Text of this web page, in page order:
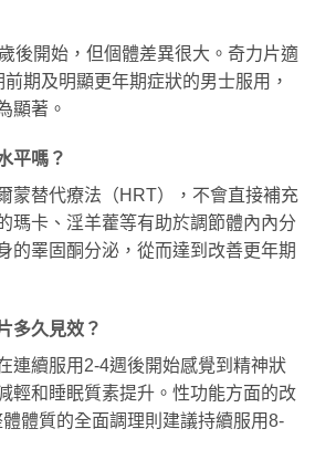
後開始，但個體差異很大。奇力片適
期及明顯更年期症狀的男士服用，
顯著。
平嗎？
蒙替代療法（HRT），不會直接補充
瑪卡、淫羊藿等有助於調節體內內分
的睪固酮分泌，從而達到改善更年期
多久見效？
連續服用2-4週後開始感覺到精神狀
輕和睡眠質素提升。性功能方面的改
體質的全面調理則建議持續服用8-